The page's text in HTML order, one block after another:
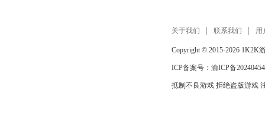
关于我们 联系我们 用
Copyright © 2015-2026 1K2K
ICP备案号： 渝ICP备
抵制不良游戏 拒绝盗版游戏